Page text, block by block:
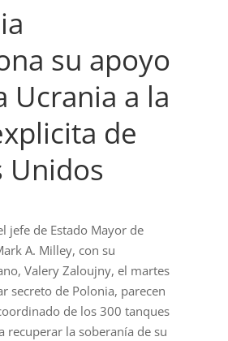
su apoyo
Ucrania a la
de
Unidos
jefe de Estado Mayor de
A. Milley, con su
Valery Zaloujny, el martes
secreto de Polonia, parecen
de los 300 tanques
recuperar la soberanía de su